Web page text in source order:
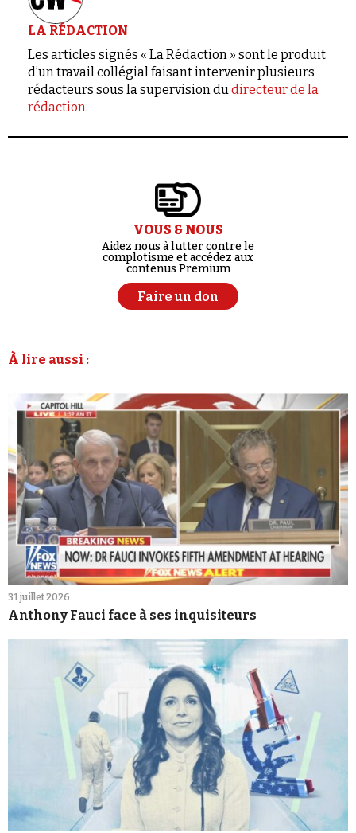
LA RÉDACTION
Les articles signés « La Rédaction » sont le produit
d’un travail collégial faisant intervenir plusieurs
rédacteurs sous la supervision dudirecteur de la
rédaction.
VOUS & NOUS
Aidez nous à lutter contre le
complotisme et accédez aux
contenus Premium
Faire un don
À lire aussi :
31 juillet 2026
Anthony Fauci face à ses inquisiteurs